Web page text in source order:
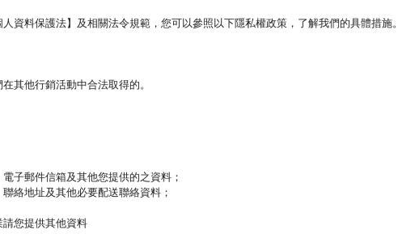
料保護法】及相關法令規範，您可以參照以下隱私權政策，了解我們的具體措施。
其他行銷活動中合法取得的。
子郵件信箱及其他您提供的之資料；
絡地址及其他必要配送聯絡資料；
您提供其他資料